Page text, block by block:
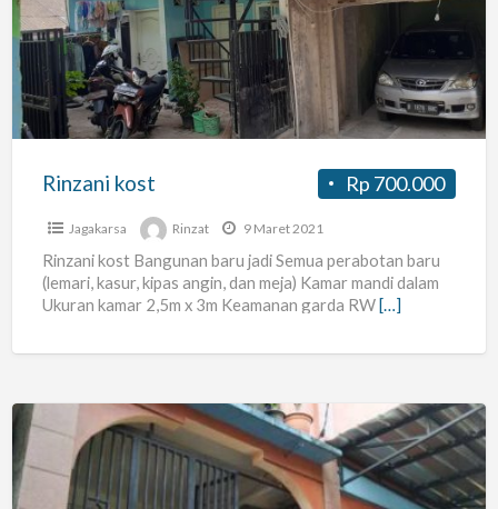
Rp 700.000
Rinzani kost
Jagakarsa Rinzat 9 Maret 2021
Rinzani kost Bangunan baru jadi Semua perabotan baru
(lemari, kasur, kipas angin, dan meja) Kamar mandi dalam
Ukuran kamar 2,5m x 3m Keamanan garda RW[…]
KOS
PRIA